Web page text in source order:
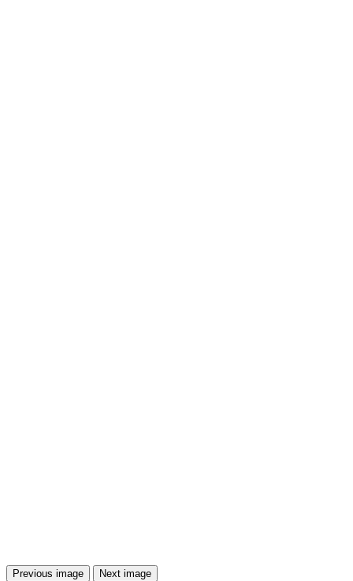
Previous image Next image